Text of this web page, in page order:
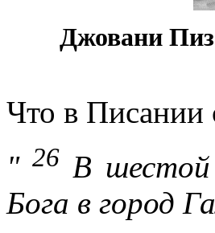
Джовани
Что в Писании
"26 В шестой
Бога в город